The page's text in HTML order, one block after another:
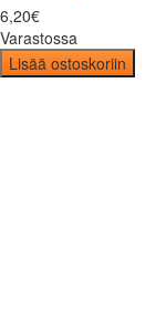
6,20€
Varastossa
Lisää ostoskoriin